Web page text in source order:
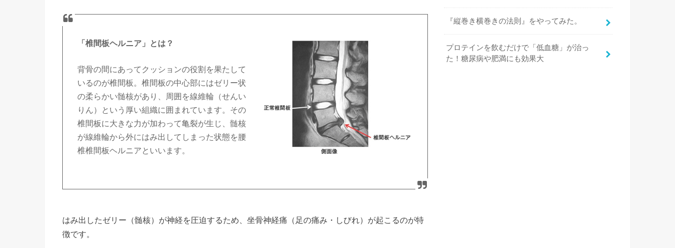
「椎間板ヘルニア」とは？
背骨の間にあってクッションの役割を果たして
いるのが椎間板。椎間板の中心部にはゼリー状
の柔らかい髄核があり、周囲を線維輪（せんい
りん）という厚い組織に囲まれています。その
椎間板に大きな力が加わって亀裂が生じ、髄核
が線維輪から外にはみ出してしまった状態を腰
椎椎間板ヘルニアといいます。
はみ出したゼリー（髄核）が神経を圧迫するため、坐骨神経痛（足の痛み・しびれ）が起こるのが特
徴です。
『縦巻き横巻きの法則』をやってみた。
プロテインを飲むだけで「低血糖」が治っ
た！糖尿病や肥満にも効果大